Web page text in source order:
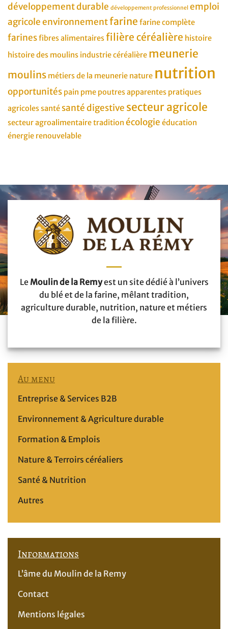
développement durable développement professionnel emploi
agricoleenvironnementfarine farine complète
farinesfibres alimentairesfilière céréalière histoire
histoire des moulins industrie céréalière meunerie
moulins métiers de la meunerie nature nutrition
opportunités pain pme poutres apparentes pratiques
agricolessanté santé digestive secteur agricole
secteur agroalimentairetradition écologie éducation
énergie renouvelable
Le Moulin de la Remyest un site dédié à l’univers
du blé et de la farine, mêlant tradition,
agriculture durable, nutrition, nature et métiers
de la filière.
Au menu
Entreprise & Services B2B
Environnement & Agriculture durable
Formation & Emplois
Nature & Terroirs céréaliers
Santé & Nutrition
Autres
Informations
L’âme du Moulin de la Remy
Contact
Mentions légales